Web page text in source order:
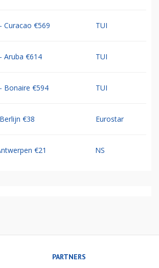
Curacao €569 TUI
Aruba €614 TUI
Bonaire €594 TUI
€38 Eurostar
€21 NS
PARTNERS